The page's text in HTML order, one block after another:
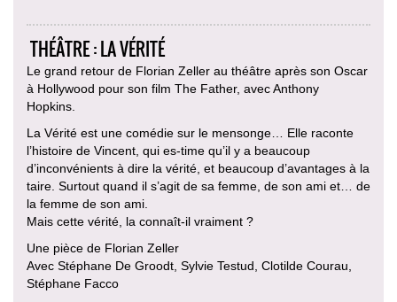
THÉÂTRE : LA VÉRITÉ
Le grand retour de Florian Zeller au théâtre après son Oscar
à Hollywood pour son film The Father, avec Anthony
Hopkins.
La Vérité est une comédie sur le mensonge… Elle raconte
l’histoire de Vincent, qui es-time qu’il y a beaucoup
d’inconvénients à dire la vérité, et beaucoup d’avantages à la
taire. Surtout quand il s’agit de sa femme, de son ami et… de
la femme de son ami.
Mais cette vérité, la connaît-il vraiment ?
Une pièce de Florian Zeller
Avec Stéphane De Groodt, Sylvie Testud, Clotilde Courau,
Stéphane Facco